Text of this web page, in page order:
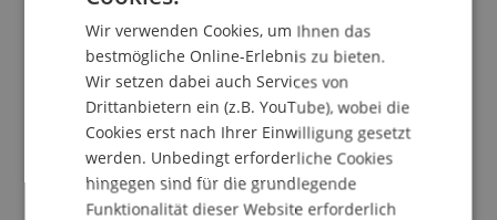
Assistentin
Human Resources
Wir verwenden Cookies, um Ihnen das
bestmögliche Online-Erlebnis zu bieten.
Wir setzen dabei auch Services von
Drittanbietern ein (z.B. YouTube), wobei die
Cookies erst nach Ihrer Einwilligung gesetzt
werden. Unbedingt erforderliche Cookies
hingegen sind für die grundlegende
Funktionalität dieser Website erforderlich